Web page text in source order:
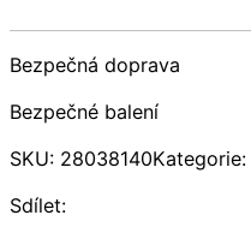
Bezpečná doprava
Bezpečné balení
SKU: 28038140Kategorie:
Sdílet: